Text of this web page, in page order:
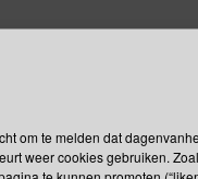
om te melden dat
weer cookies gebruiken.
te kunnen promoten
speelgoedpop maakte
datum ook gebruikt
gaat in mijn ogen net